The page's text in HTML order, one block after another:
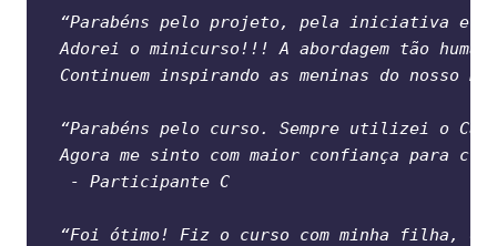
“Parabéns pelo projeto, pela iniciativa e
Adorei o minicurso!!! A abordagem tão
Continuem inspirando as meninas do nosso
“Parabéns pelo curso. Sempre utilizei o
Agora me sinto com maior confiança para
- Participante C
“Foi ótimo! Fiz o curso com minha filha, de